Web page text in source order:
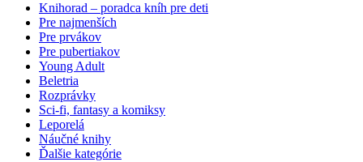
Knihorad – poradca kníh pre deti
Pre najmenších
Pre prvákov
Pre pubertiakov
Young Adult
Beletria
Rozprávky
Sci-fi, fantasy a komiksy
Leporelá
Náučné knihy
Ďalšie kategórie